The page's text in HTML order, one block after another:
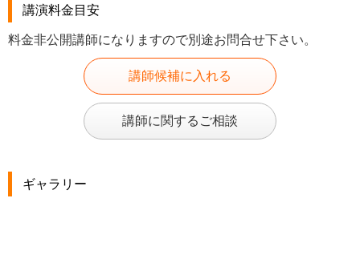
講演料金目安
料金非公開講師になりますので別途お問合せ下さい。
講師候補に入れる
講師に関するご相談
ギャラリー